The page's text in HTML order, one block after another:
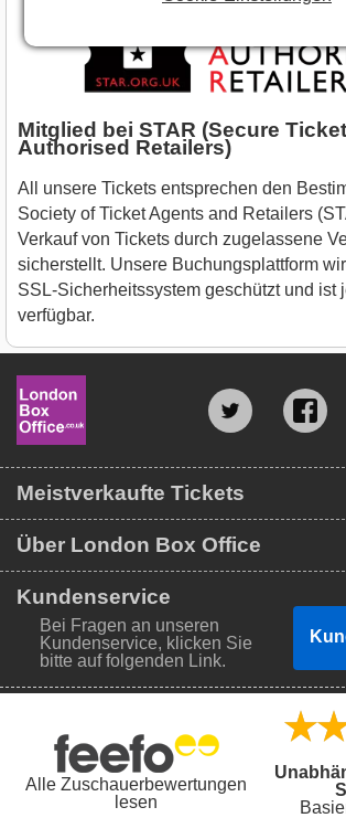
Mitglied bei STAR (Secure
Authorised Retailers)
All unsere Tickets entsprechen den
Society of Ticket Agents and Retailers
Verkauf von Tickets durch zugelassene
sicherstellt. Unsere Buchungsplattform
SSL-Sicherheitssystem geschützt und ist
verfügbar.
Meistverkaufte Tickets
Über London Box Office
Kundenservice
Bei Fragen an unseren
Kundenservice, klicken Sie
bitte auf folgenden Link.
Alle Zuschauerbewertungen
lesen